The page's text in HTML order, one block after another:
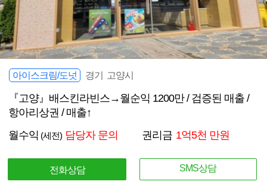
아이스크림/도넛 경기 고양시
『고양』배스킨라빈스→월순익 1200만 / 검증된 매출 /
항아리상권 / 매출↑
월수익 (세전) 담당자 문의 권리금 1억5천 만원
전화상담 SMS상담